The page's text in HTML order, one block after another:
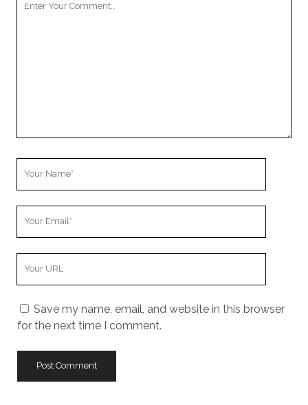
Save my name, email, and website in this browser
for the next time I comment.